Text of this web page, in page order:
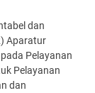
dan
Aparatur
Pelayanan
Pelayanan
dan